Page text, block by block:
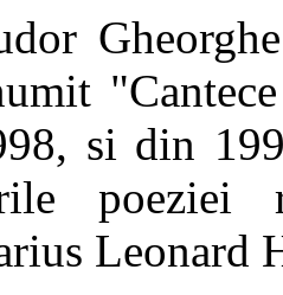
si din
poeziei
Leonard